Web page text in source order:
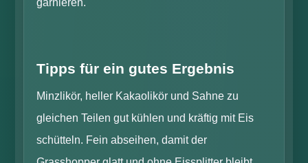
Tipps für ein gutes Ergebnis
Minzlikör, heller Kakaolikör und Sahne zu
gleichen Teilen gut kühlen und kräftig mit Eis
schütteln. Fein abseihen, damit der